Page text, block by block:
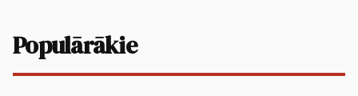
Populārākie